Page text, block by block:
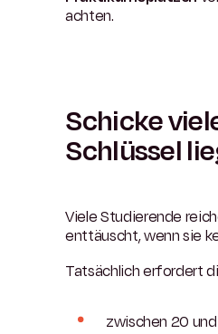
achten.
Schicke
Schlüssel
Viele Studierende
enttäuscht, wenn sie
Tatsächlich erfordert
zwischen 20